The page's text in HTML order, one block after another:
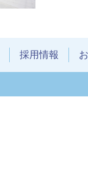
採用情報